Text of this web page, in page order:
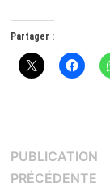
Partager :
Navigation
PUBLICATION
PRÉCÉDENTE